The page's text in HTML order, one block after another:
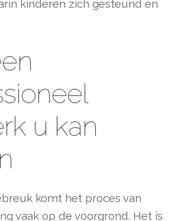
kinderen zich gesteund en
u kan
komt het proces van
vaak op de voorgrond. Het is